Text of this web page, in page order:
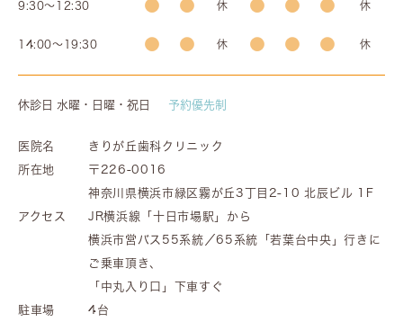
9:30～12:30 ● ● 休 ● ● ● 休
14:00〜19:30 ● ● 休 ● ● ● 休
休診日 水曜・日曜・祝日 予約優先制
医院名
きりが丘歯科クリニック
所在地
〒226-0016
神奈川県横浜市緑区霧が丘3丁目2-10 北辰ビル 1F
アクセス
JR横浜線「十日市場駅」から
横浜市営バス55系統／65系統「若葉台中央」行きに
ご乗車頂き、
「中丸入り口」下車すぐ
駐車場
4台